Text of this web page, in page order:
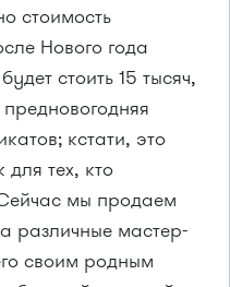
стоимость
Нового года
стоить 15 тысяч,
кстати, это
тех, кто
мы продаем
различные мастер-
своим родным